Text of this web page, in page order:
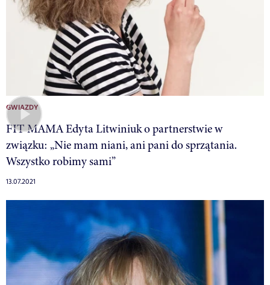
GWIAZDY
FIT MAMA Edyta Litwiniuk o partnerstwie w
związku: „Nie mam niani, ani pani do sprzątania.
Wszystko robimy sami”
13.07.2021